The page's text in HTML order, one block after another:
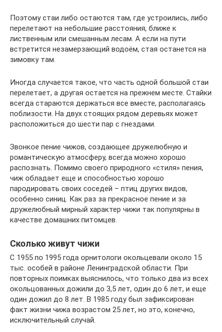
Поэтому стаи либо остаются там, где устроились, либо
перелетают на небольшие расстояния, ближе к
лиственным или смешанным лесам. А если на пути
встретится незамерзающий водоём, стая останется на
зимовку там.
Иногда случается такое, что часть одной большой стаи
перелетает, а другая остается на прежнем месте. Стайки
всегда стараются держаться все вместе, располагаясь
поблизости. На двух стоящих рядом деревьях может
расположиться до шести пар с гнездами.
Звонкое пение чижов, создающее дружелюбную и
романтическую атмосферу, всегда можно хорошо
распознать. Помимо своего природного «стиля» пения,
чиж обладает еще и способностью хорошо
пародировать своих соседей – птиц других видов,
особенно синиц. Как раз за прекрасное пение и за
дружелюбный мирный характер чижи так популярны в
качестве домашних питомцев.
Сколько живут чижи
С 1955 по 1995 года орнитологи окольцевали около 15
тыс. особей в районе Ленинградской области. При
повторных поимках выяснилось, что только два из всех
окольцованных дожили до 3,5 лет, один до 6 лет, и еще
один дожил до 8 лет. В 1985 году был зафиксирован
факт жизни чижа возрастом 25 лет, но это, конечно,
исключительный случай.